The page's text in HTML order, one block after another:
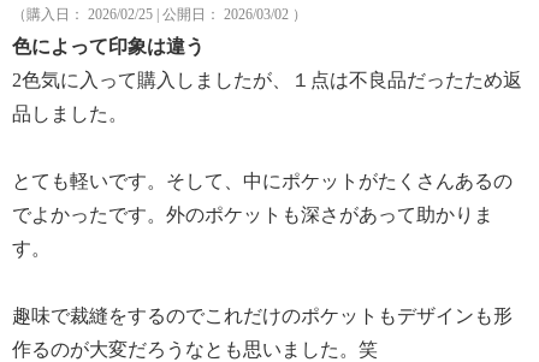
（購入日： 2026/02/25 | 公開日： 2026/03/02 ）
色によって印象は違う
2色気に入って購入しましたが、１点は不良品だったため返
品しました。
とても軽いです。そして、中にポケットがたくさんあるの
でよかったです。外のポケットも深さがあって助かりま
す。
趣味で裁縫をするのでこれだけのポケットもデザインも形
作るのが大変だろうなとも思いました。笑